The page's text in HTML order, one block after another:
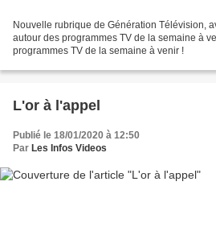
Nouvelle rubrique de Génération Télévision,
autour des programmes TV de la semaine à
programmes TV de la semaine à venir !
L'or à l'appel
Publié le 18/01/2020 à 12:50
Par Les Infos Videos